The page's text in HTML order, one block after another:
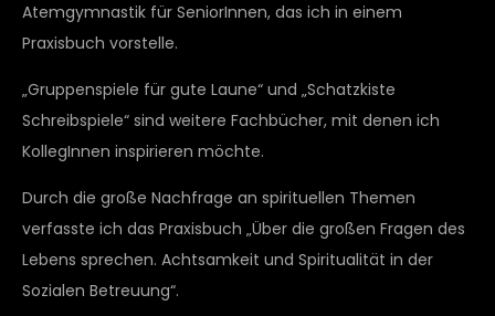
Atemgymnastik für SeniorInnen, das ich in einem
Praxisbuch vorstelle.
„Gruppenspiele für gute Laune“ und „Schatzkiste
Schreibspiele“ sind weitere Fachbücher, mit denen ich
KollegInnen inspirieren möchte.
Durch die große Nachfrage an spirituellen Themen
verfasste ich das Praxisbuch „Über die großen Fragen des
Lebens sprechen. Achtsamkeit und Spiritualität in der
Sozialen Betreuung“.